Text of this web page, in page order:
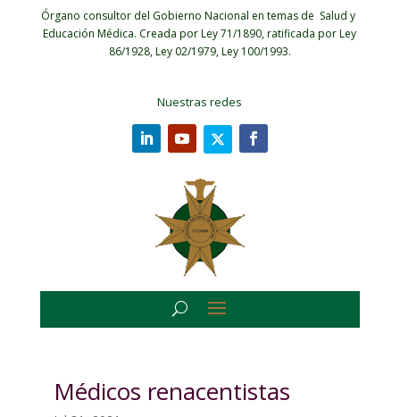
Órgano consultor del Gobierno Nacional en temas de Salud y
Educación Médica. Creada por Ley 71/1890, ratificada por Ley
86/1928, Ley 02/1979, Ley 100/1993.
Nuestras redes
Médicos renacentistas